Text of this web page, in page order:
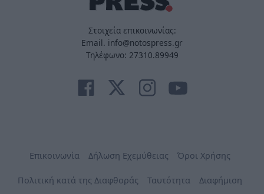
Στοιχεία επικοινωνίας:
Email. info@notospress.gr
Τηλέφωνο: 27310.89949
Επικοινωνία Δήλωση Εχεμύθειας Όροι Χρήσης
Πολιτική κατά της Διαφθοράς Ταυτότητα Διαφήμιση